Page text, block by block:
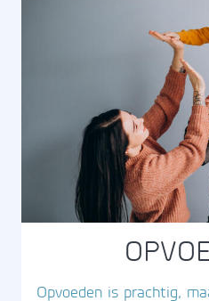
Opvoeden is prachtig,